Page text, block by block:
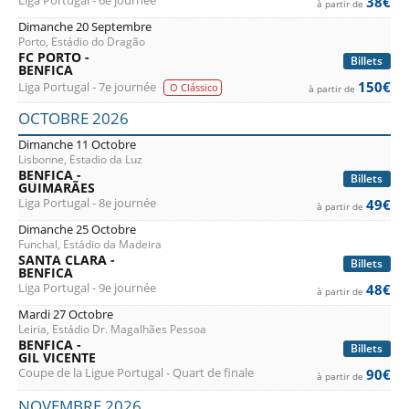
à partir de
Dimanche 20 Septembre
Porto, Estádio do Dragão
Billets
FC PORTO -
BENFICA
Liga Portugal - 7e journée O Clássico à partir de 150€
OCTOBRE 2026
Dimanche 11 Octobre
Lisbonne, Estadio da Luz
Billets
BENFICA -
GUIMARÃES
Liga Portugal - 8e journée à partir de 49€
Dimanche 25 Octobre
Funchal, Estádio da Madeira
Billets
SANTA CLARA -
BENFICA
Liga Portugal - 9e journée à partir de 48€
Mardi 27 Octobre
Leiria, Estádio Dr. Magalhães Pessoa
Billets
BENFICA -
GIL VICENTE
Coupe de la Ligue Portugal - Quart de finale à partir de 90€